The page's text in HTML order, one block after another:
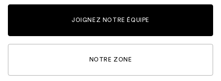
JOIGNEZ NOTRE ÉQUIPE
NOTRE ZONE